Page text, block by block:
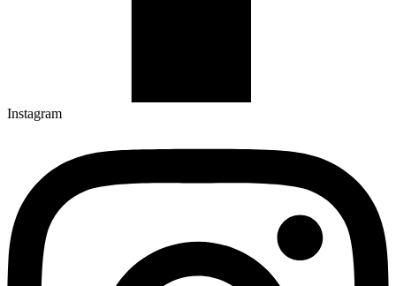
Instagram